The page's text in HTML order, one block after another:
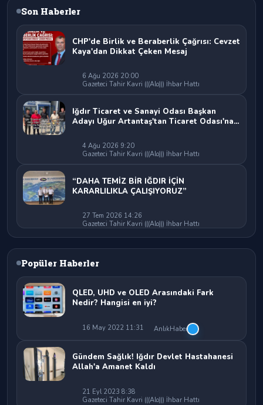
Son Haberler
CHP'de Birlik ve Beraberlik Çağrısı: Cevzet
Kaya'dan Dikkat Çeken Mesaj
6 Ağu 2026 20:00
Gazeteci Tahir Kavri (((Alo))) İhbar Hattı
Iğdır Ticaret ve Sanayi Odası Başkan
Adayı Uğur Artantaş'tan Ticaret Odası'na
Bırakılamaz"
4 Ağu 2026 9:20
Gazeteci Tahir Kavri (((Alo))) İhbar Hattı
“DAHA TEMİZ BİR IĞDIR İÇİN
KARARLILIKLA ÇALIŞIYORUZ”
27 Tem 2026 14:26
Gazeteci Tahir Kavri (((Alo))) İhbar Hattı
Popüler Haberler
QLED, UHD ve OLED Arasındaki Fark
Nedir? Hangisi en iyi?
16 May 2022 11:31 AnlıkHaber
Gündem Sağlık! Iğdır Devlet Hastahanesi
Allah'a Amanet Kaldı
21 Eyl 2023 8:38
Gazeteci Tahir Kavri (((Alo))) İhbar Hattı